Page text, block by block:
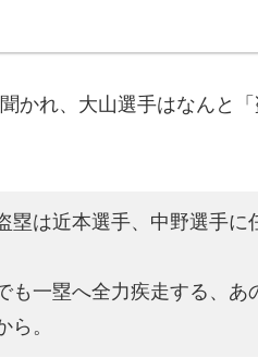
かれ、大山選手はなんと
塁は近本選手、中野選手に
も一塁へ全力疾走する、あ
。